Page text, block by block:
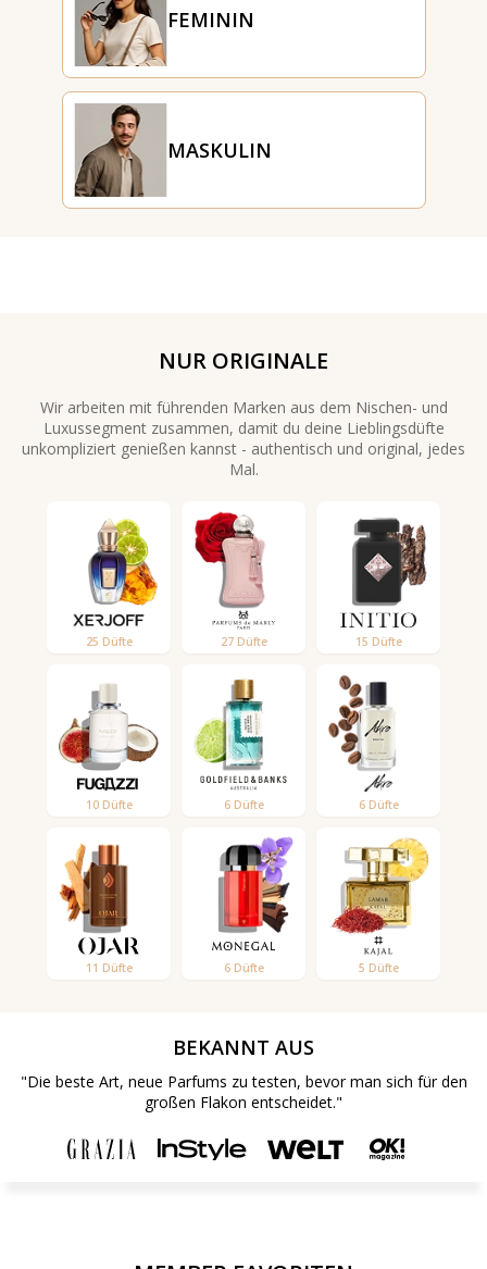
FEMININ
MASKULIN
NUR ORIGINALE
Wir arbeiten mit führenden Marken aus dem Nischen- und
Luxussegment zusammen, damit du deine Lieblingsdüfte
unkompliziert genießen kannst - authentisch und original, jedes
Mal.
25 Düfte 27 Düfte 15 Düfte
10 Düfte 6 Düfte 6 Düfte
11 Düfte 6 Düfte 5 Düfte
BEKANNT AUS
"Die beste Art, neue Parfums zu testen, bevor man sich für den
großen Flakon entscheidet."